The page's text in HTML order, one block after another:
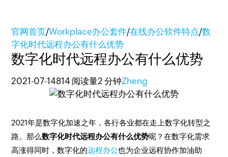
官网首页/Workplace办公套件/在线办公软件特点/数
字化时代远程办公有什么优势
数字化时代远程办公有什么优势
2021-07-14814 阅读量2 分钟Zheng
2021年是数字化加速之年，各行各业都在走上数字化转型之
路。那么数字化时代远程办公有什么优势呢？在数字化需求
高涨得同时，数字化的远程办公也为企业远程协作加油助